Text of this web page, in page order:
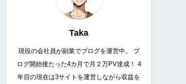
Taka
現役の会社員が副業でブログを運営中。 ブ
ログ開始後たった4カ月で月２万PV達成！ 4
年目の現在は3サイトを運営しながら収益を